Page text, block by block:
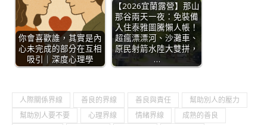
你會喜歡誰，其實是內
心未完成的部分在互相
吸引｜深度心理學
【2026宜蘭露營】那山
那谷兩天一夜：免裝備
入住泰雅圖騰懶人帳！
超瘋漂漂河、沙灘車、
原民射箭水陸大雙拼，
…
人際關係界線 善良的界線 善良與責任
幫助別人的壓力
幫助別人要不要
心理界線 情緒界線
成熟的善良